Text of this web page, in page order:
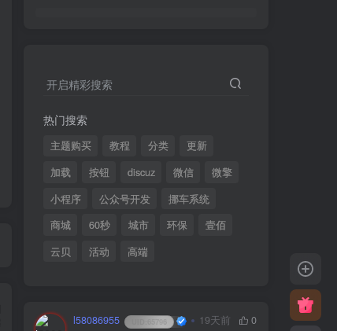
开启精彩搜索
热门搜索
主题购买 教程 分类
更新
加载
按钮 discuz 微信
微擎
小程序
公众号开发
挪车系统
商城
60秒 城市 环保
壹佰
云贝
活动 高端
l58086955 19天前
0